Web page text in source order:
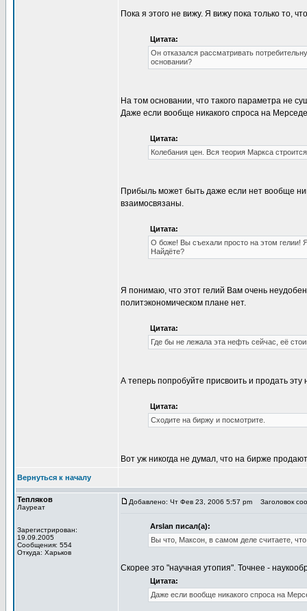
Пока я этого не вижу. Я вижу пока только то,
Цитата:
Он отказался рассматривать
основании?
На том основании, что такого параметра не
Даже если вообще никакого спроса на
Цитата:
Колебания цен. Вся теория Маркса
Прибыль может быть даже если нет вообще
взаимосвязаны.
Цитата:
О боже! Вы съехали просто на этом гелии!
Найдёте?
Я понимаю, что этот гелий Вам очень
политэкономическом плане нет.
Цитата:
Где бы не лежала эта нефть сейчас, её
А теперь попробуйте присвоить и продать
Цитата:
Сходите на биржу и посмотрите.
Вот уж никогда не думал, что на бирже
Вернуться к началу
Тепляков
Лауреат
Зарегистрирован:
19.09.2005
Сообщения: 554
Откуда: Харьков
Добавлено: Чт Фев 23, 2006 5:57 pm Заголовок
Arslan писал(а):
Вы что, Максон, в самом деле считаете,
Скорее это "научная утопия". Точнее -
Цитата:
Даже если вообще никакого спроса на